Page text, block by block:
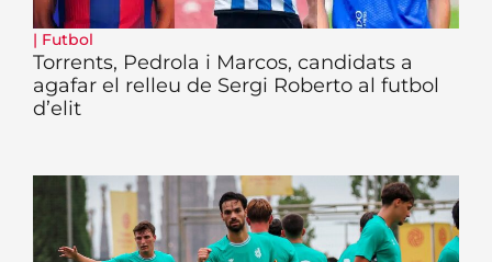
| Futbol
Torrents, Pedrola i Marcos, candidats a
agafar el relleu de Sergi Roberto al futbol
d’elit